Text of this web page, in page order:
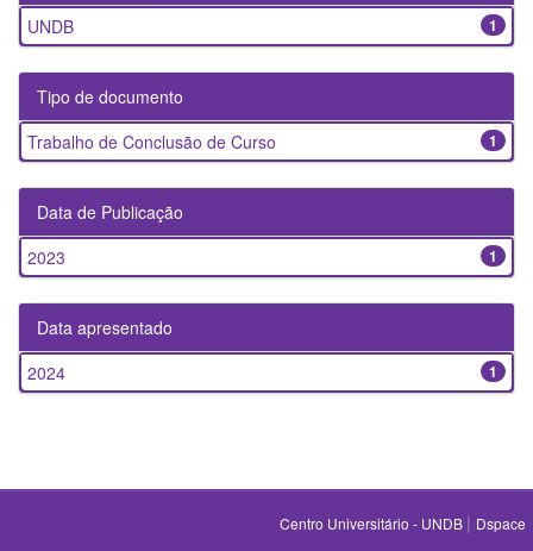
1
UNDB
Tipo de documento
1
Trabalho de Conclusão de Curso
Data de Publicação
1
2023
Data apresentado
1
2024
Centro Universitário - UNDB | Dspace